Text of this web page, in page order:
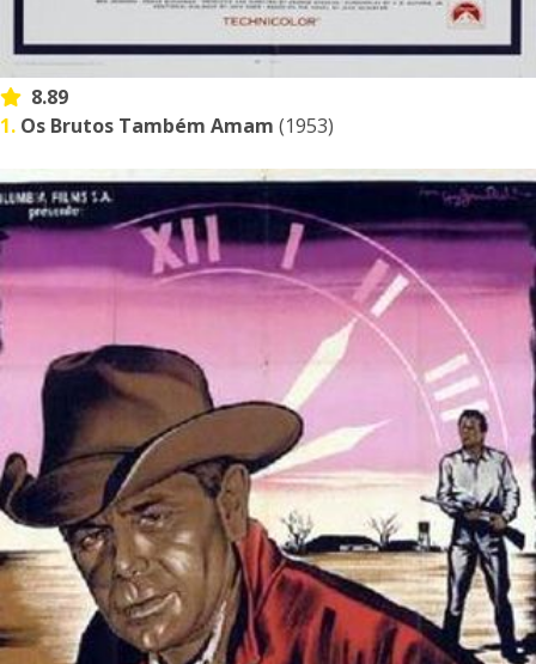
8.89
1. Os Brutos Também Amam (1953)